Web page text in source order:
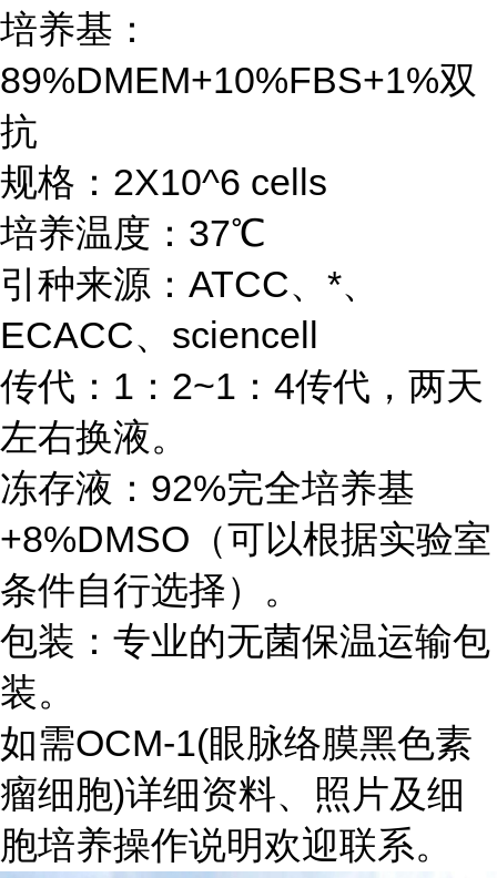
培养基：
89%DMEM+10%FBS+1%双
抗
规格：2X10^6 cells
培养温度：37℃
引种来源：ATCC、*、
ECACC、sciencell
传代：1：2~1：4传代，两天
左右换液。
冻存液：92%完全培养基
+8%DMSO（可以根据实验室
条件自行选择）。
包装：专业的无菌保温运输包
装。
如需OCM-1(眼脉络膜黑色素
瘤细胞)详细资料、照片及细
胞培养操作说明欢迎联系。